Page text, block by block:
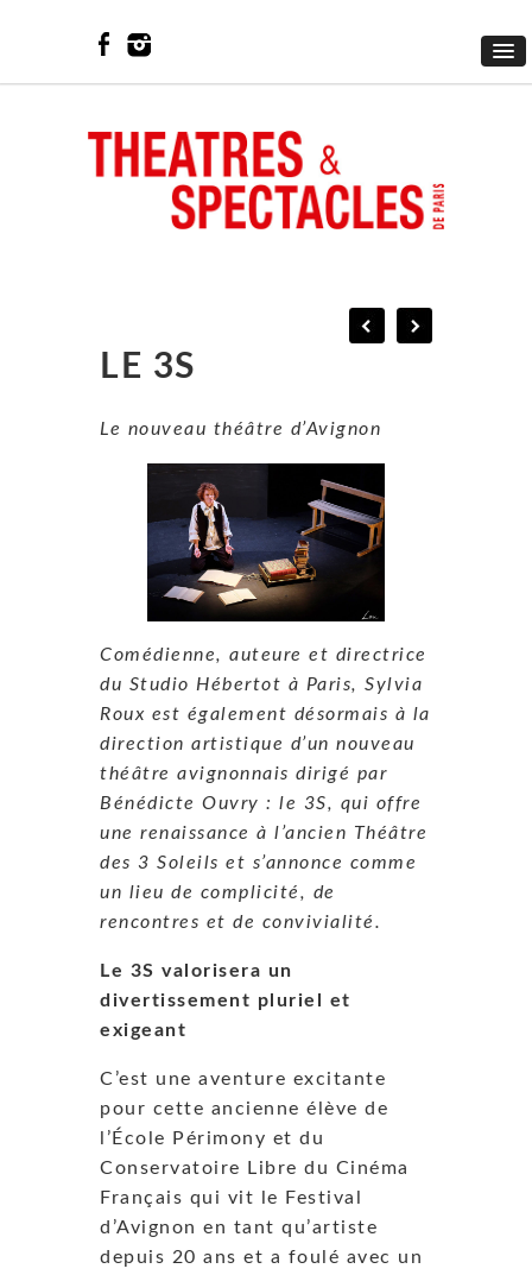
LE 3S
Le nouveau théâtre d’Avignon
Comédienne, auteure et directrice
du Studio Hébertot à Paris, Sylvia
Roux est également désormais à la
direction artistique d’un nouveau
théâtre avignonnais dirigé par
Bénédicte Ouvry : le 3S, qui offre
une renaissance à l’ancien Théâtre
des 3 Soleils et s’annonce comme
un lieu de complicité, de
rencontres et de convivialité.
Le 3S valorisera un
divertissement pluriel et
exigeant
C’est une aventure excitante
pour cette ancienne élève de
l’École Périmony et du
Conservatoire Libre du Cinéma
Français qui vit le Festival
d’Avignon en tant qu’artiste
depuis 20 ans et a foulé avec un